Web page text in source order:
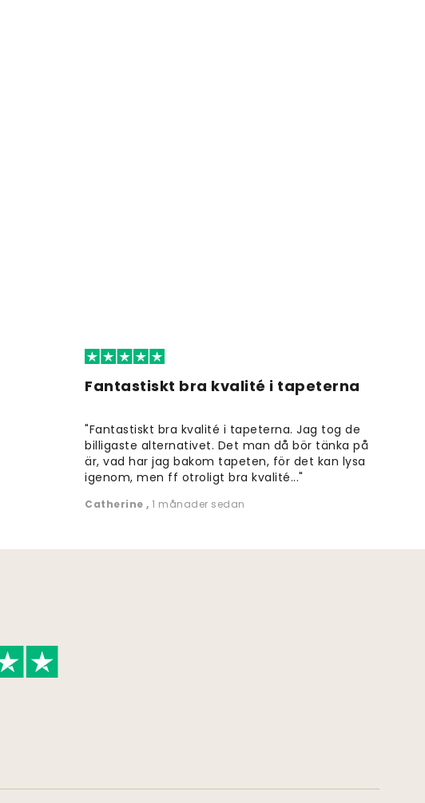
Fantastiskt bra kvalité i tapeterna
"Fantastiskt bra kvalité i tapeterna. Jag tog de
billigaste alternativet. Det man då bör tänka på
är, vad har jag bakom tapeten, för det kan lysa
igenom, men ff otroligt bra kvalité..."
Catherine, 1 månader sedan